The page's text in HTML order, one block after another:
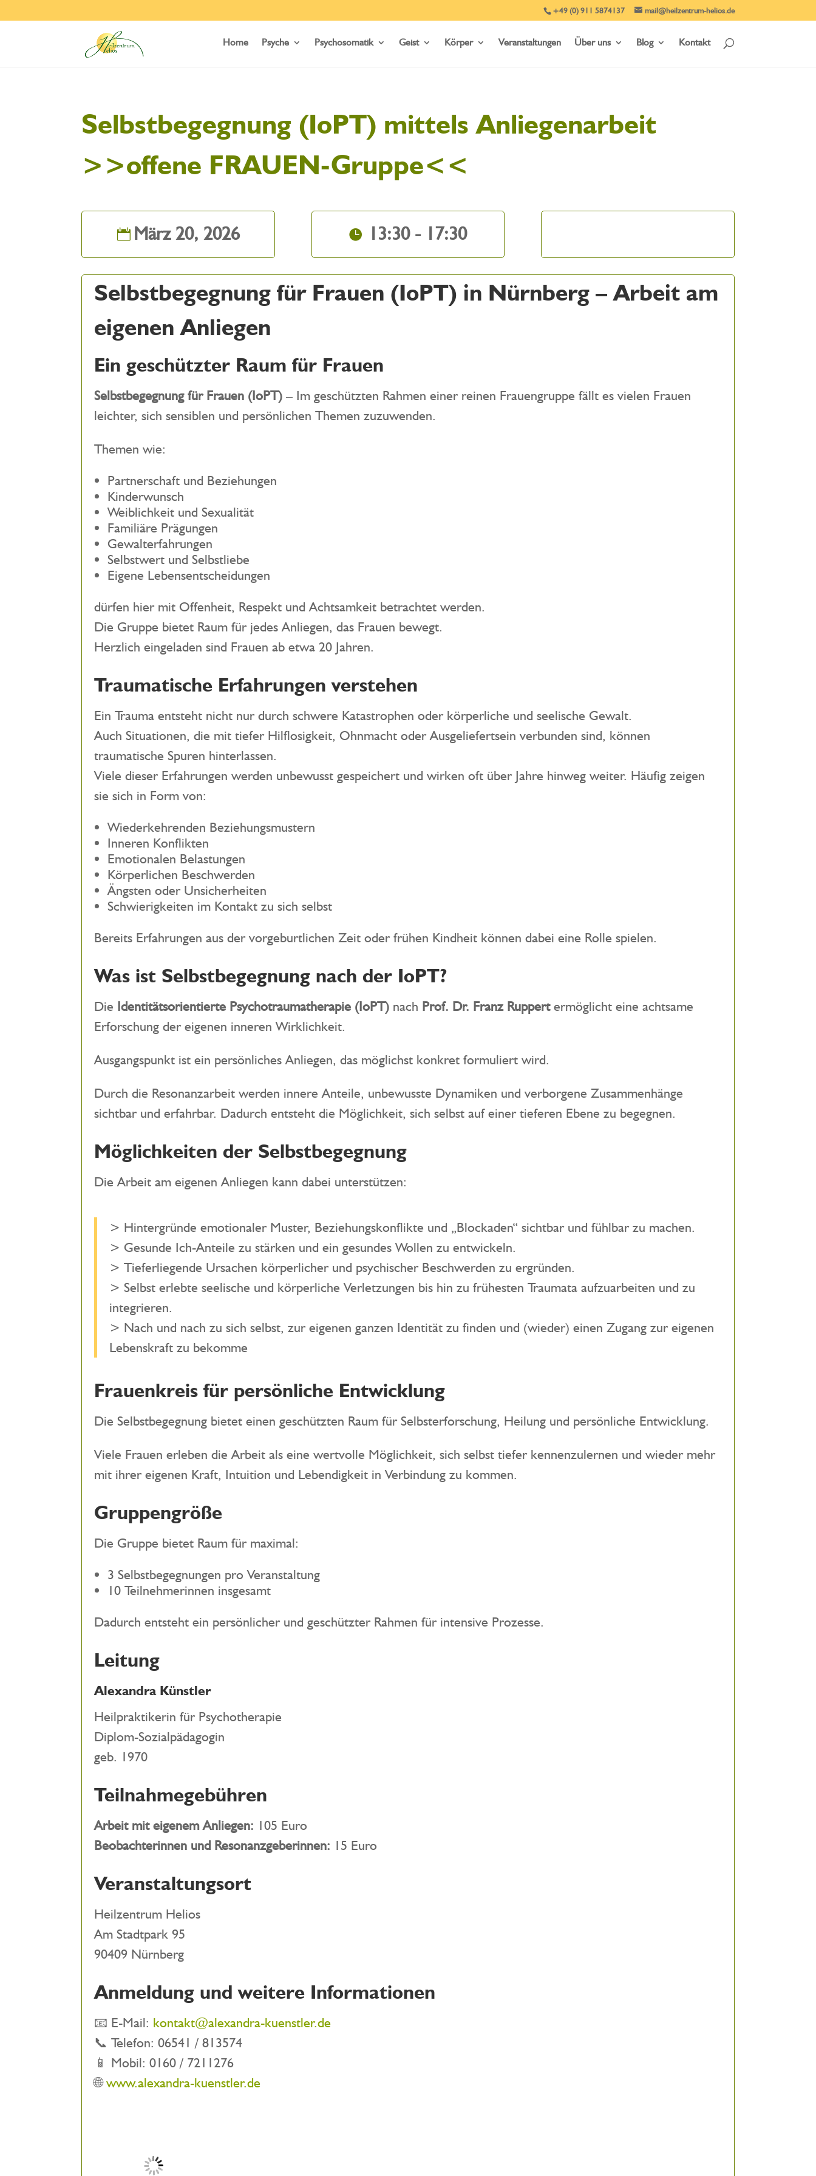
+49 (0) 911 5874137 mail@heilzentrum-helios.de
Home Psyche Psychosomatik Geist Körper Veranstaltungen Über uns Blog Kontakt
Selbstbegegnung (IoPT) mittels Anliegenarbeit
>>offene FRAUEN-Gruppe<<
März 20, 2026 13:30 - 17:30
Selbstbegegnung für Frauen (IoPT) in Nürnberg – Arbeit am
eigenen Anliegen
Ein geschützter Raum für Frauen
Selbstbegegnung für Frauen (IoPT)– Im geschützten Rahmen einer reinen Frauengruppe fällt es vielen Frauen
leichter, sich sensiblen und persönlichen Themen zuzuwenden.
Themen wie:
Partnerschaft und Beziehungen
Kinderwunsch
Weiblichkeit und Sexualität
Familiäre Prägungen
Gewalterfahrungen
Selbstwert und Selbstliebe
Eigene Lebensentscheidungen
dürfen hier mit Offenheit, Respekt und Achtsamkeit betrachtet werden.
Die Gruppe bietet Raum für jedes Anliegen, das Frauen bewegt.
Herzlich eingeladen sind Frauen ab etwa 20 Jahren.
Traumatische Erfahrungen verstehen
Ein Trauma entsteht nicht nur durch schwere Katastrophen oder körperliche und seelische Gewalt.
Auch Situationen, die mit tiefer Hilflosigkeit, Ohnmacht oder Ausgeliefertsein verbunden sind, können
traumatische Spuren hinterlassen.
Viele dieser Erfahrungen werden unbewusst gespeichert und wirken oft über Jahre hinweg weiter. Häufig zeigen
sie sich in Form von:
Wiederkehrenden Beziehungsmustern
Inneren Konflikten
Emotionalen Belastungen
Körperlichen Beschwerden
Ängsten oder Unsicherheiten
Schwierigkeiten im Kontakt zu sich selbst
Bereits Erfahrungen aus der vorgeburtlichen Zeit oder frühen Kindheit können dabei eine Rolle spielen.
Was ist Selbstbegegnung nach der IoPT?
Die Identitätsorientierte Psychotraumatherapie (IoPT) nach Prof. Dr. Franz Ruppertermöglicht eine achtsame
Erforschung der eigenen inneren Wirklichkeit.
Ausgangspunkt ist ein persönliches Anliegen, das möglichst konkret formuliert wird.
Durch die Resonanzarbeit werden innere Anteile, unbewusste Dynamiken und verborgene Zusammenhänge
sichtbar und erfahrbar. Dadurch entsteht die Möglichkeit, sich selbst auf einer tieferen Ebene zu begegnen.
Möglichkeiten der Selbstbegegnung
Die Arbeit am eigenen Anliegen kann dabei unterstützen:
> Hintergründe emotionaler Muster, Beziehungskonflikte und „Blockaden“ sichtbar und fühlbar zu machen.
> Gesunde Ich-Anteile zu stärken und ein gesundes Wollen zu entwickeln.
> Tieferliegende Ursachen körperlicher und psychischer Beschwerden zu ergründen.
> Selbst erlebte seelische und körperliche Verletzungen bis hin zu frühesten Traumata aufzuarbeiten und zu
integrieren.
> Nach und nach zu sich selbst, zur eigenen ganzen Identität zu finden und (wieder) einen Zugang zur eigenen
Lebenskraft zu bekomme
Frauenkreis für persönliche Entwicklung
Die Selbstbegegnung bietet einen geschützten Raum für Selbsterforschung, Heilung und persönliche Entwicklung.
Viele Frauen erleben die Arbeit als eine wertvolle Möglichkeit, sich selbst tiefer kennenzulernen und wieder mehr
mit ihrer eigenen Kraft, Intuition und Lebendigkeit in Verbindung zu kommen.
Gruppengröße
Die Gruppe bietet Raum für maximal:
3 Selbstbegegnungen pro Veranstaltung
10 Teilnehmerinnen insgesamt
Dadurch entsteht ein persönlicher und geschützter Rahmen für intensive Prozesse.
Leitung
Alexandra Künstler
Heilpraktikerin für Psychotherapie
Diplom-Sozialpädagogin
geb. 1970
Teilnahmegebühren
Arbeit mit eigenem Anliegen: 105 Euro
Beobachterinnen und Resonanzgeberinnen: 15 Euro
Veranstaltungsort
Heilzentrum Helios
Am Stadtpark 95
90409 Nürnberg
Anmeldung und weitere Informationen
📧 E-Mail: kontakt@alexandra-kuenstler.de
📞 Telefon: 06541 / 813574
📱 Mobil: 0160 / 7211276
🌐www.alexandra-kuenstler.de